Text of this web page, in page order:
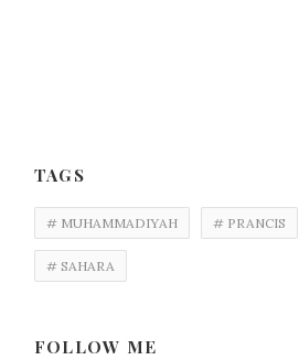
TAGS
# MUHAMMADIYAH # PRANCIS
# SAHARA
FOLLOW ME